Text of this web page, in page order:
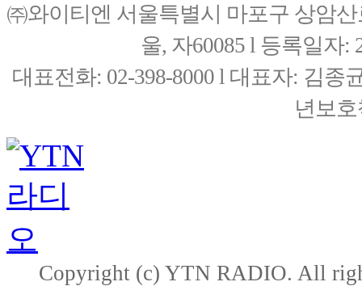
㈜와이티엔 서울특별시 마포구 상암
울, 자60085 l 등록일자:
대표전화: 02-398-8000 l 대표자: 김종
년보
Copyright (c) YTN RADIO. All